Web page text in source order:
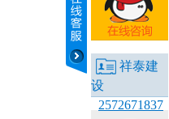
祥泰建
设
2572671837